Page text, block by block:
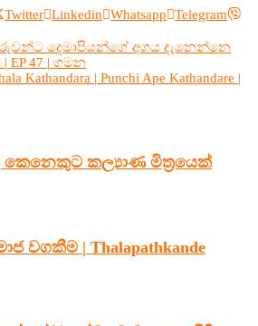
Twitter Linkedin Whatsapp
Telegram
දෙමාපියන්ගේ අගය දැනෙන්නෙ
EP 47 | ගමන
Kathandara | Punchi Ape Kathandare |
කෙනෙකුට කල්‍යාණ මිත්‍රයෙක්
වගකීම | Thalapathkande